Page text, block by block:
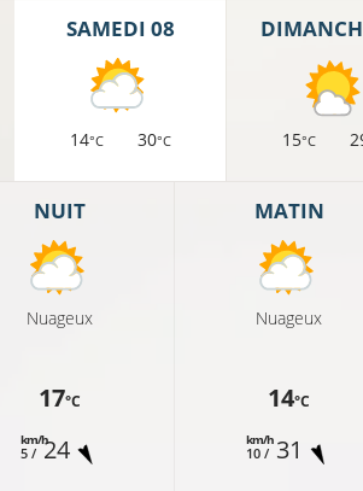
SAMEDI 08
14°C 30°C 15°C
NUIT
Nuageux
17°C
5 /
km/h24
MATIN
Nuageux
14°C
10 /
km/h 31